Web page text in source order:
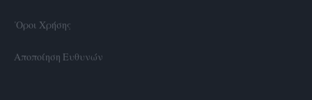
'Οροι Χρήσης
Αποποίηση Ευθυνών